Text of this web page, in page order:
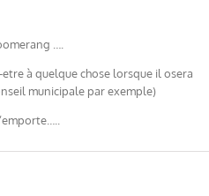
….
à quelque chose lorsque il osera
municipale par exemple)